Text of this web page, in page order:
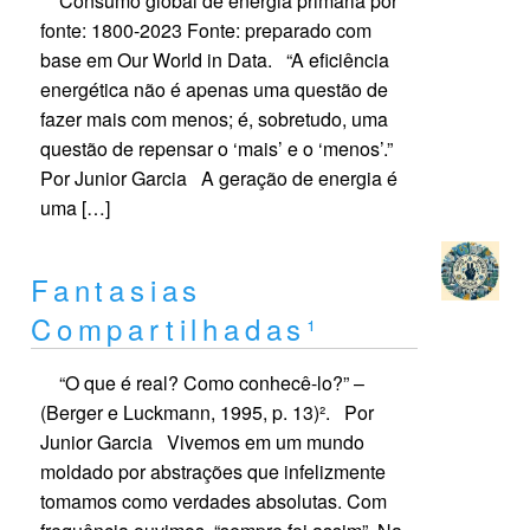
fonte: 1800-2023 Fonte: preparado com
base em Our World in Data. “A eficiência
energética não é apenas uma questão de
fazer mais com menos; é, sobretudo, uma
questão de repensar o ‘mais’ e o ‘menos’.”
Por Junior Garcia A geração de energia é
uma […]
Fantasias
Compartilhadas¹
“O que é real? Como conhecê-lo?” –
(Berger e Luckmann, 1995, p. 13)². Por
Junior Garcia Vivemos em um mundo
moldado por abstrações que infelizmente
tomamos como verdades absolutas. Com